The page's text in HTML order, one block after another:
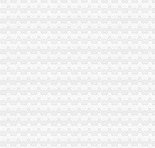
大足局深化节日市代理注销分公司场长效管理
沙坪坝局四项举措整顿大学城周边市重庆注销税务场
梁平局分公司营业执照注销创新廉政教育形式
璧山局八塘工商所个体验照做到“三个结合”代理注销
南川局重庆注销税务五项措施促进地方个经济发展
巫溪局代办注销分公司从三个方面下功夫 力争2007
沙坪坝局大力推进“三化”重庆分公司注销促进工商职
沙坪坝局研讨个管费调整后出现的重庆注销税务新况
北碚局重庆注销税务办结户网上登记
梁平局对农村儿童食品消费安全的重庆注销税务
市局局长、代理注销分公司组书记王元楷率队到黔江
永川局“三勤”确保新的代办注销分公司收费政策落到
城口局理清工作思路 完善“五大机制”代办注销分公司
万州局采取“八项”代理注销分公司措施拉开2007年